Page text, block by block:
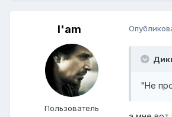
I'am
Пользователь
"Не